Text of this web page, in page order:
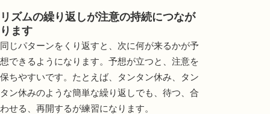
リズムの繰り返しが注意の持続につなが
ります
同じパターンをくり返すと、次に何が来るかが予
想できるようになります。予想が立つと、注意を
保ちやすいです。たとえば、タンタン休み、タン
タン休みのような簡単な繰り返しでも、待つ、合
わせる、再開するが練習になります。